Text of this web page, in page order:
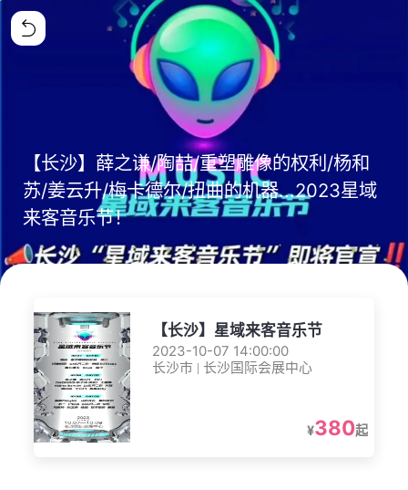
【长沙】薛之谦/陶喆/重塑雕像的权利/杨和
苏/姜云升/梅卡德尔/扭曲的机器...2023星域
来客音乐节！
【长沙】星域来客音乐节
2023-10-07 14:00:00
长沙市 | 长沙国际会展中心
¥380起